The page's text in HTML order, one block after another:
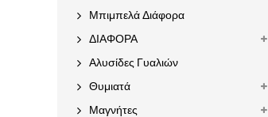
Μπιμπελά Διάφορα
ΔΙΑΦΟΡΑ
Αλυσίδες Γυαλιών
Θυμιατά
Μαγνήτες